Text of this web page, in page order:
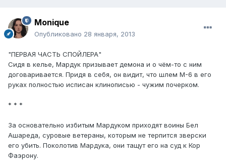
Monique
Опубликовано 28 января, 2013
"ПЕРВАЯ ЧАСТЬ СПОЙЛЕРА"
Сидя в келье, Мардук призывает демона и о чём-то с ним
договаривается. Придя в себя, он видит, что шлем М-6 в его
руках полностью исписан клинописью - чужим почерком.
* * *
За основательно избитым Мардуком приходят воины Бел
Ашареда, суровые ветераны, которым не терпится зверски
его убить. Поколотив Мардука, они тащут его на суд к Кор
Фаэрону.